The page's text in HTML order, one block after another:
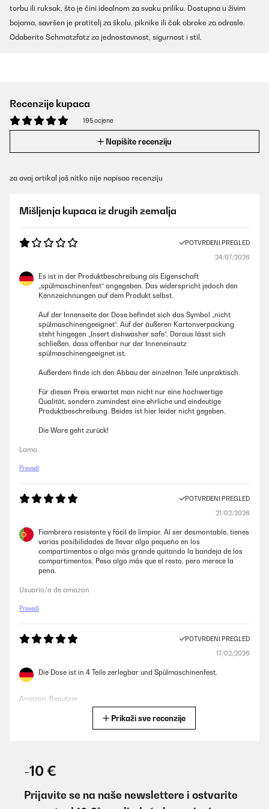
torbu ili ruksak, što je čini idealnom za svaku priliku. Dostupna u živim
bojama, savršen je pratitelj za školu, piknike ili čak obroke za odrasle.
Odaberite Schmatzfatz za jednostavnost, sigurnost i stil.
Recenzije kupaca
195 ocjene
Napišite recenziju
za ovaj artikal još nitko nije napisao recenziju
Mišljenja kupaca iz drugih zemalja
POTVRĐENI PREGLED
24/07/2026
Es ist in der Produktbeschreibung als Eigenschaft
„spülmaschinenfest“ angegeben. Das widerspricht jedoch den
Kennzeichnungen auf dem Produkt selbst.
Auf der Innenseite der Dose befindet sich das Symbol „nicht
spülmaschinengeeignet“. Auf der äußeren Kartonverpackung
steht hingegen „Insert dishwasher safe“. Daraus lässt sich
schließen, dass offenbar nur der Inneneinsatz
spülmaschinengeeignet ist.
Außerdem finde ich den Abbau der einzelnen Teile unpraktisch.
Für diesen Preis erwartet man nicht nur eine hochwertige
Qualität, sondern zumindest eine ehrliche und eindeutige
Produktbeschreibung. Beides ist hier leider nicht gegeben.
Die Ware geht zurück!
Lama
Prevedi
POTVRĐENI PREGLED
21/02/2026
Fiambrera resistente y fácil de limpiar. Al ser desmontable, tienes
varias posibilidades de llevar algo pequeño en los
compartimentos o algo más grande quitando la bandeja de los
compartimentos. Pesa algo más que el resto, pero merece la
pena.
Usuario/a de amazon
Prevedi
POTVRĐENI PREGLED
17/02/2026
Die Dose ist in 4 Teile zerlegbar und Spülmaschinenfest.
Amazon-Benutzer
Prikaži sve recenzije
-10 €
Prijavite se na naše newslettere i ostvarite